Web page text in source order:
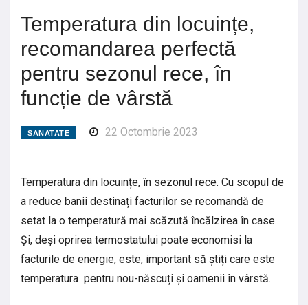
Temperatura din locuințe,
recomandarea perfectă
pentru sezonul rece, în
funcție de vârstă
SANATATE 22 Octombrie 2023
Temperatura din locuințe, în sezonul rece. Cu scopul de
a reduce banii destinați facturilor se recomandă de
setat la o temperatură mai scăzută încălzirea în case.
Și, deși oprirea termostatului poate economisi la
facturile de energie, este, important să știți care este
temperatura pentru nou-născuți și oamenii în vârstă.